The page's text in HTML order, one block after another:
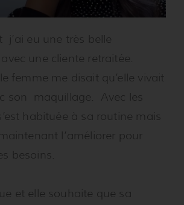
j’ai eu une très belle
une cliente retraitée.
femme me disait qu’elle vivait
son maquillage. Avec les
habituée à sa routine mais
l’améliorer pour
besoins.
et elle souhaite que sa